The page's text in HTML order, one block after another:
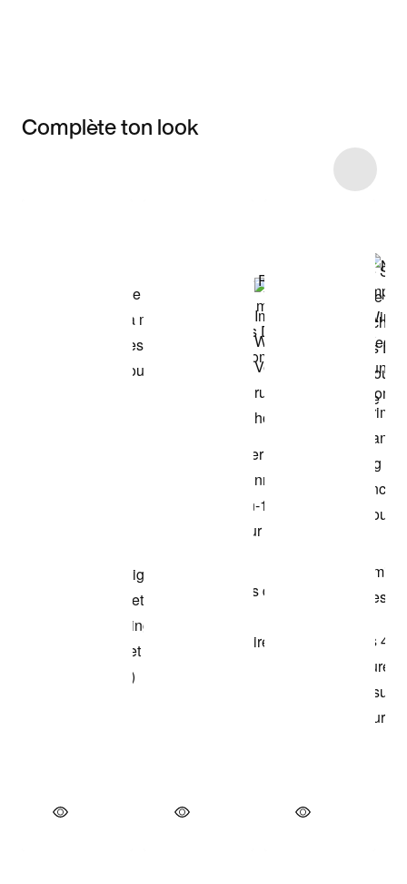
Complète ton look